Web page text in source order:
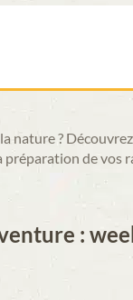
nature ?
préparation de
: